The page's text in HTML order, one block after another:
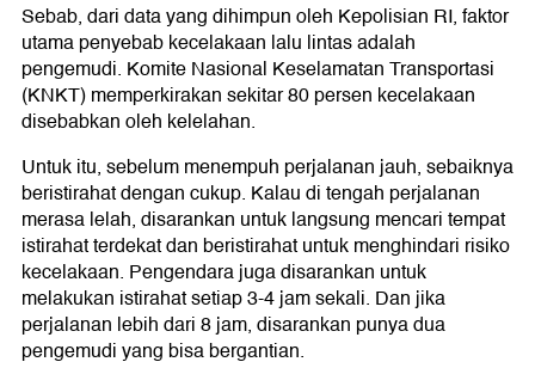
Sebab, dari data yang dihimpun oleh Kepolisian RI, faktor
utama penyebab kecelakaan lalu lintas adalah
pengemudi. Komite Nasional Keselamatan Transportasi
(KNKT) memperkirakan sekitar 80 persen kecelakaan
disebabkan oleh kelelahan.
Untuk itu, sebelum menempuh perjalanan jauh, sebaiknya
beristirahat dengan cukup. Kalau di tengah perjalanan
merasa lelah, disarankan untuk langsung mencari tempat
istirahat terdekat dan beristirahat untuk menghindari risiko
kecelakaan. Pengendara juga disarankan untuk
melakukan istirahat setiap 3-4 jam sekali. Dan jika
perjalanan lebih dari 8 jam, disarankan punya dua
pengemudi yang bisa bergantian.